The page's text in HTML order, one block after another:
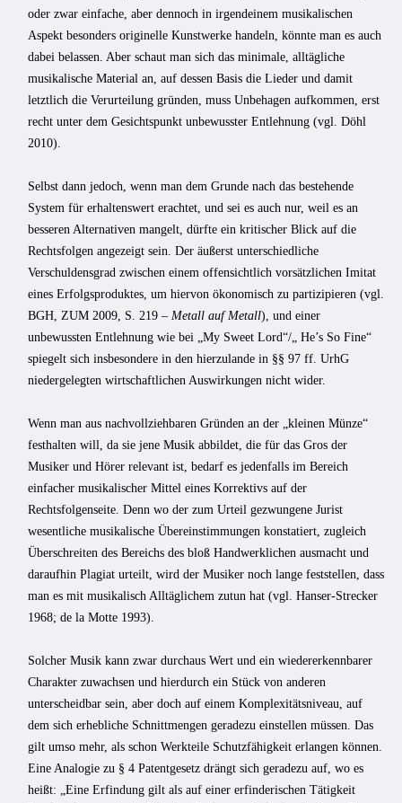
oder zwar einfache, aber den­noch in irgendeinem musikalischen
Aspekt besonders originelle Kunstwerke handeln, könnte man es auch
dabei belassen. Aber schaut man sich das minimale, alltägliche
musikalische Material an, auf dessen Basis die Lieder und damit
letztlich die Verur­teilung gründen, muss Unbehagen aufkommen, erst
recht unter dem Gesichtspunkt unbewusster Entlehnung (vgl. Döhl
2010).
Selbst dann jedoch, wenn man dem Grunde nach das bestehende
System für er­haltenswert erachtet, und sei es auch nur, weil es an
besseren Alternativen mangelt, dürfte ein kritischer Blick auf die
Rechtsfolgen angezeigt sein. Der äußerst unter­schiedliche
Verschuldensgrad zwischen einem offensichtlich vorsätzlichen Imitat
eines Erfolgsproduktes, um hiervon ökonomisch zu partizipieren (vgl.
BGH, ZUM 2009, S. 219 – Metall auf Metall), und einer
unbewussten Entlehnung wie bei „My Sweet Lord“/„ He’s So Fine“
spiegelt sich insbesondere in den hierzulande in §§ 97 ff. UrhG
niedergelegten wirtschaftlichen Auswirkungen nicht wider.
Wenn man aus nachvollziehbaren Gründen an der „kleinen Münze“
festhalten will, da sie jene Musik abbildet, die für das Gros der
Musiker und Hörer relevant ist, bedarf es jedenfalls im Bereich
einfacher musikalischer Mittel eines Korrektivs auf der
Rechtsfolgenseite. Denn wo der zum Urteil gezwungene Jurist
wesentliche musika­lische Übereinstimmungen konstatiert, zugleich
Überschreiten des Bereichs des bloß Handwerklichen ausmacht und
daraufhin Plagiat urteilt, wird der Musiker noch lange feststellen, dass
man es mit musikalisch Alltäglichem zutun hat (vgl. Hanser-Strecker
1968; de la Motte 1993).
Solcher Musik kann zwar durchaus Wert und ein wiedererkennbarer
Charakter zuwachsen und hierdurch ein Stück von anderen
unterscheidbar sein, aber doch auf einem Komplexitätsniveau, auf
dem sich erhebliche Schnittmengen geradezu einstellen müssen. Das
gilt umso mehr, als schon Werkteile Schutzfähigkeit erlangen können.
Eine Analogie zu § 4 Patentgesetz drängt sich geradezu auf, wo es
heißt: „Eine Erfindung gilt als auf einer erfinderischen Tätigkeit